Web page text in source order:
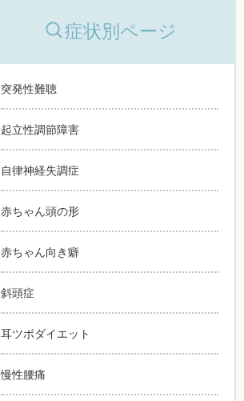
症状別ページ
突発性難聴
起立性調節障害
自律神経失調症
赤ちゃん頭の形
赤ちゃん向き癖
斜頭症
耳ツボダイエット
慢性腰痛